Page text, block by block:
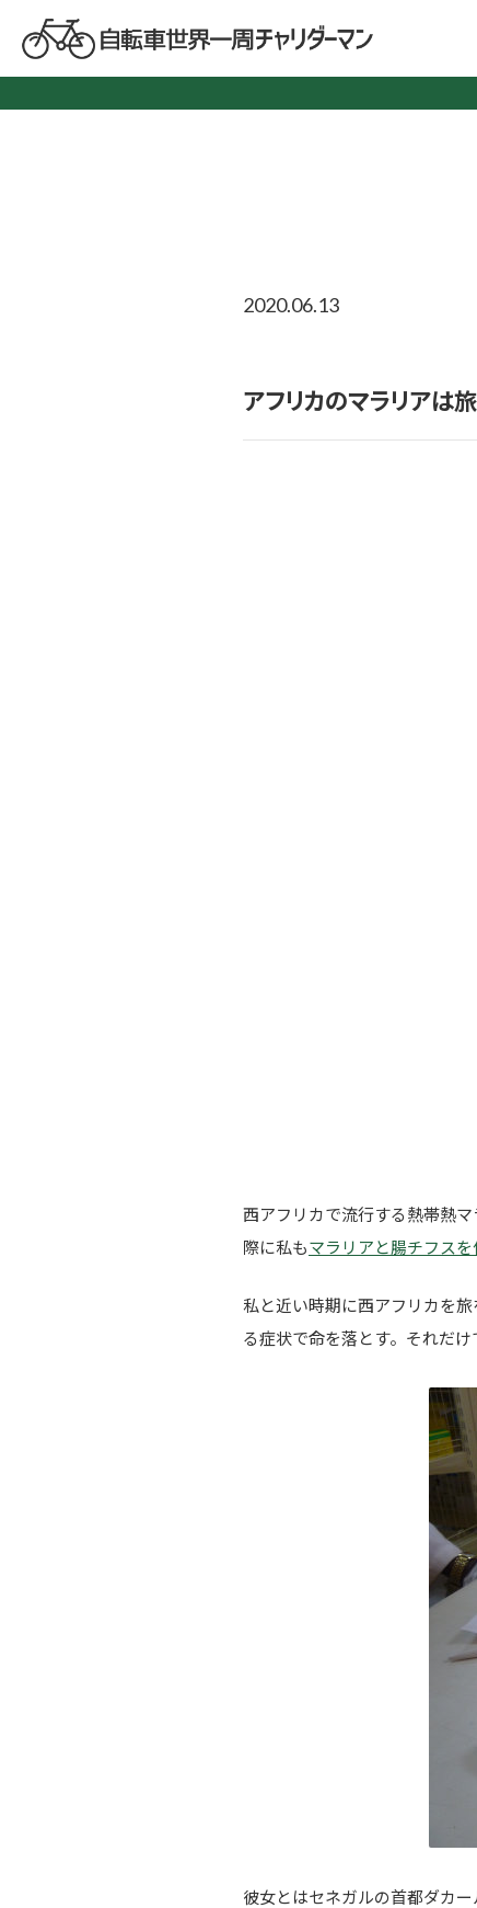
2020.06.13
アフリカのマラリアは
西アフリカで流行する熱帯熱
際に私もマラリアと腸チフス
私と近い時期に西アフリカを
る症状で命を落とす。それだ
彼女とはセネガルの首都ダカ